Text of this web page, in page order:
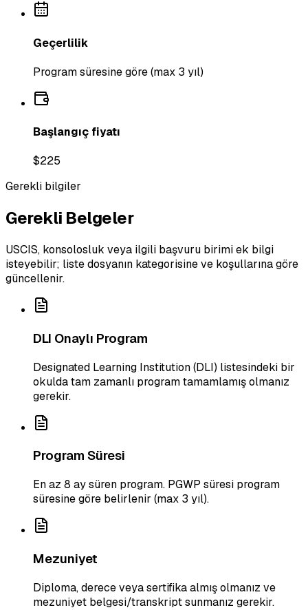
Geçerlilik
Program süresine göre (max 3 yıl)
Başlangıç fiyatı
$225
Gerekli bilgiler
Gerekli Belgeler
USCIS, konsolosluk veya ilgili başvuru birimi ek bilgi
isteyebilir; liste dosyanın kategorisine ve koşullarına göre
güncellenir.
DLI Onaylı Program
Designated Learning Institution (DLI) listesindeki bir
okulda tam zamanlı program tamamlamış olmanız
gerekir.
Program Süresi
En az 8 ay süren program. PGWP süresi program
süresine göre belirlenir (max 3 yıl).
Mezuniyet
Diploma, derece veya sertifika almış olmanız ve
mezuniyet belgesi/transkript sunmanız gerekir.